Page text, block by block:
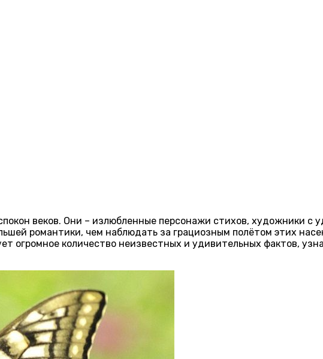
веков. Они – излюбленные персонажи стихов, художники с
романтики, чем наблюдать за грациозным полётом этих
огромное количество неизвестных и удивительных фактов,